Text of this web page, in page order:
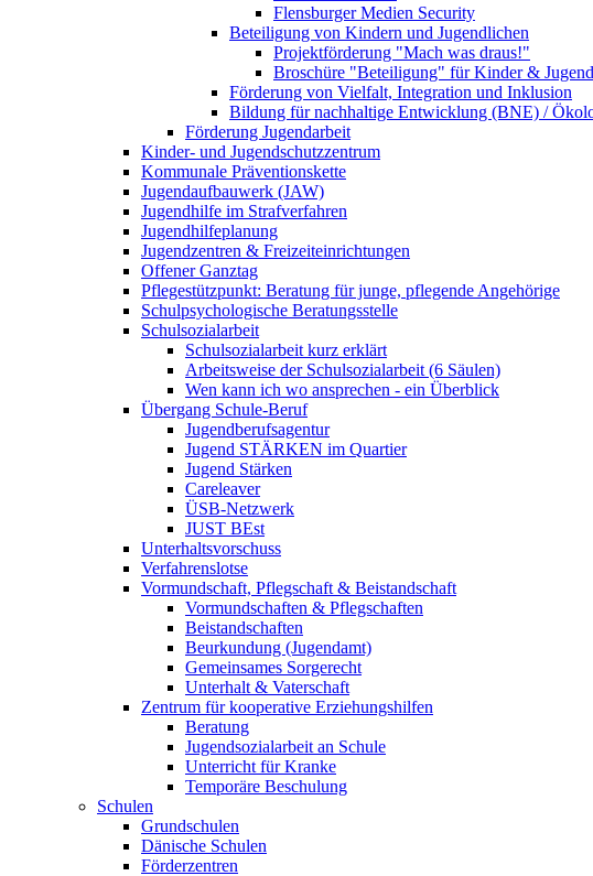
Flensburger Medien Security
Beteiligung von Kindern und Jugendlichen
Projektförderung "Mach was draus!"
Broschüre "Beteiligung" für Kinder & Jugend
Förderung von Vielfalt, Integration und Inklusion
Bildung für nachhaltige Entwicklung (BNE) /
Förderung Jugendarbeit
Kinder- und Jugendschutzzentrum
Kommunale Präventionskette
Jugendaufbauwerk (JAW)
Jugendhilfe im Strafverfahren
Jugendhilfeplanung
Jugendzentren & Freizeiteinrichtungen
Offener Ganztag
Pflegestützpunkt: Beratung für junge, pflegende Angehörige
Schulpsychologische Beratungsstelle
Schulsozialarbeit
Schulsozialarbeit kurz erklärt
Arbeitsweise der Schulsozialarbeit (6 Säulen)
Wen kann ich wo ansprechen - ein Überblick
Übergang Schule-Beruf
Jugendberufsagentur
Jugend STÄRKEN im Quartier
Jugend Stärken
Careleaver
ÜSB-Netzwerk
JUST BEst
Unterhaltsvorschuss
Verfahrenslotse
Vormundschaft, Pflegschaft & Beistandschaft
Vormundschaften & Pflegschaften
Beistandschaften
Beurkundung (Jugendamt)
Gemeinsames Sorgerecht
Unterhalt & Vaterschaft
Zentrum für kooperative Erziehungshilfen
Beratung
Jugendsozialarbeit an Schule
Unterricht für Kranke
Temporäre Beschulung
Schulen
Grundschulen
Dänische Schulen
Förderzentren